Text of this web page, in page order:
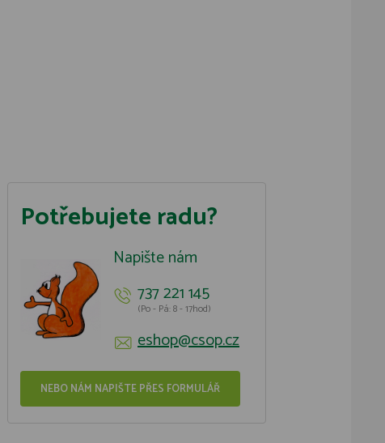
Potřebujete radu?
Napište nám
737 221 145
(Po - Pá: 8 - 17hod)
eshop@csop.cz
NEBO NÁM NAPIŠTE PŘES FORMULÁŘ